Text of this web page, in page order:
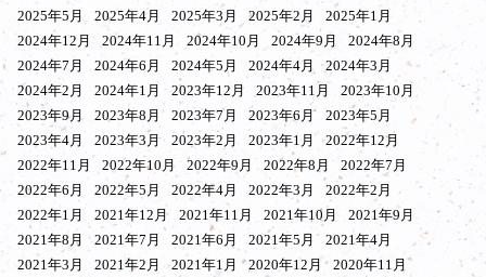
2025年5月
2025年4月 2025年3月 2025年2月
2025年1月
2024年12月
2024年11月 2024年10月 2024年9月
2024年8月
2024年7月
2024年6月 2024年5月 2024年4月
2024年3月
2024年2月
2024年1月 2023年12月 2023年11月
2023年10月
2023年9月
2023年8月 2023年7月 2023年6月
2023年5月
2023年4月
2023年3月 2023年2月 2023年1月
2022年12月
2022年11月
2022年10月 2022年9月 2022年8月
2022年7月
2022年6月
2022年5月 2022年4月 2022年3月
2022年2月
2022年1月
2021年12月 2021年11月 2021年10月
2021年9月
2021年8月
2021年7月 2021年6月 2021年5月
2021年4月
2021年3月
2021年2月 2021年1月 2020年12月
2020年11月